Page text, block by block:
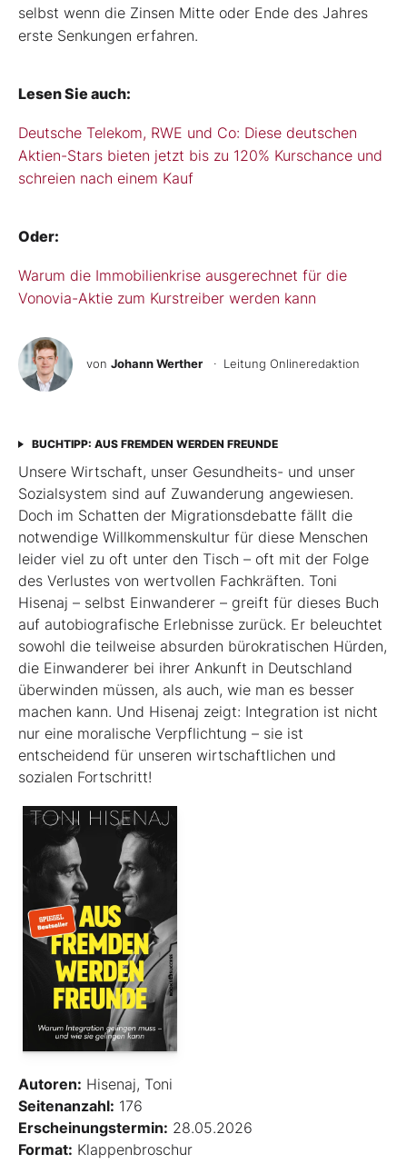
selbst wenn die Zinsen Mitte oder Ende des Jahres
erste Senkungen erfahren.
Lesen Sie auch:
Deutsche Telekom, RWE und Co: Diese deutschen
Aktien-Stars bieten jetzt bis zu 120% Kurschance und
schreien nach einem Kauf
Oder:
Warum die Immobilienkrise ausgerechnet für die
Vonovia-Aktie zum Kurstreiber werden kann
von Johann Werther · Leitung Onlineredaktion
BUCHTIPP: AUS FREMDEN WERDEN FREUNDE
Unsere Wirtschaft, unser Gesundheits- und unser
Sozialsystem sind auf Zuwanderung angewiesen.
Doch im Schatten der Migrationsdebatte fällt die
notwendige Willkommenskultur für diese Menschen
leider viel zu oft unter den Tisch – oft mit der Folge
des Verlustes von wertvollen Fachkräften. Toni
Hisenaj – selbst Einwanderer – greift für dieses Buch
auf autobiografische Erlebnisse zurück. Er beleuchtet
sowohl die teilweise absurden bürokratischen Hürden,
die Einwanderer bei ihrer Ankunft in Deutschland
überwinden müssen, als auch, wie man es besser
machen kann. Und Hisenaj zeigt: Integration ist nicht
nur eine moralische Verpflichtung – sie ist
entscheidend für unseren wirtschaftlichen und
sozialen Fortschritt!
Autoren: Hisenaj, Toni
Seitenanzahl: 176
Erscheinungstermin: 28.05.2026
Format: Klappenbroschur